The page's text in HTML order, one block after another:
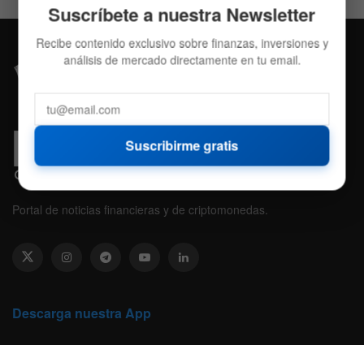
Portal de noticias financieras y de criptomonedas.
Descarga nuestra App
Suscríbete a nuestra Newsletter
Recibe contenido exclusivo sobre finanzas, inversiones y
análisis de mercado directamente en tu email.
Suscribirme gratis